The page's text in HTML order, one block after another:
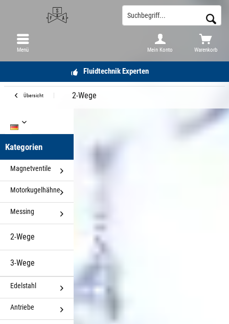
Fluidtechnik Experten
Warenkorb
Mein Konto
Menü
Übersicht 2-Wege
Kategorien
Magnetventile
Motorkugelhähne
Messing
2-Wege
3-Wege
Edelstahl
Antriebe